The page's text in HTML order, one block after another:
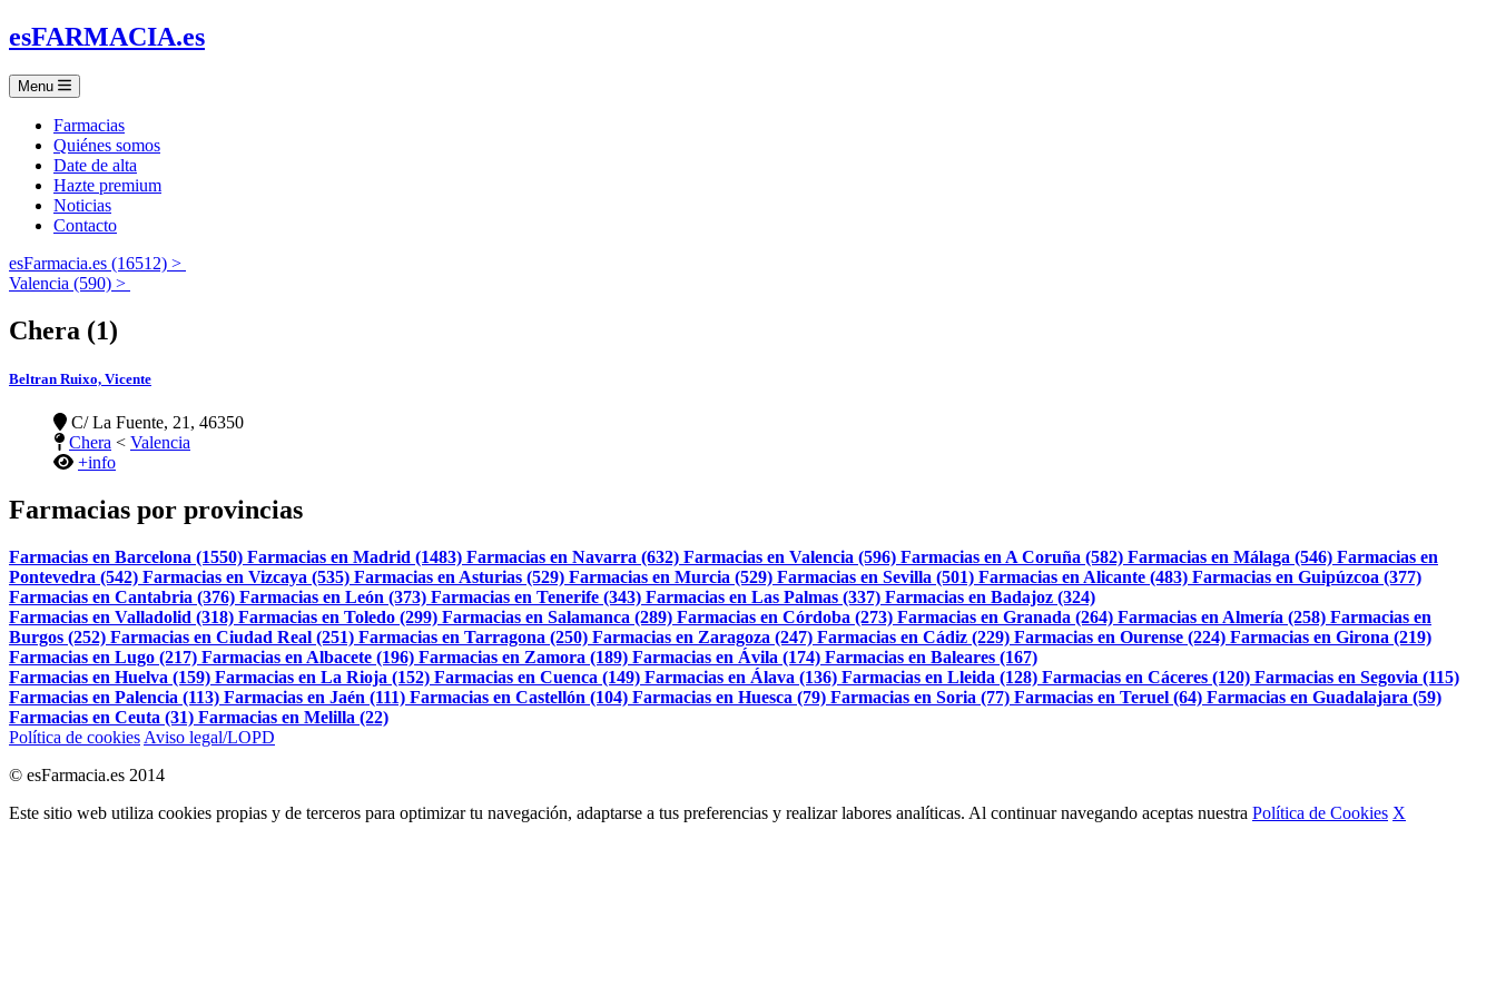
esFARMACIA.es
Menu
Farmacias
Quiénes somos
Date de alta
Hazte premium
Noticias
Contacto
esFarmacia.es (16512) >
Valencia (590) >
Chera (1)
Beltran Ruixo, Vicente
C/ La Fuente, 21, 46350
Chera < Valencia
+info
Farmacias por provincias
Farmacias en Barcelona (1550) Farmacias en Madrid (1483) Farmacias en Navarra (632) Farmacias en Valencia (596) Farmacias en A Coruña (582) Farmacias en Málaga (546) Farmacias en
Pontevedra (542) Farmacias en Vizcaya (535) Farmacias en Asturias (529) Farmacias en Murcia (529) Farmacias en Sevilla (501) Farmacias en Alicante (483) Farmacias en Guipúzcoa (377)
Farmacias en Cantabria (376) Farmacias en León (373) Farmacias en Tenerife (343) Farmacias en Las Palmas (337) Farmacias en Badajoz (324)
Farmacias en Valladolid (318) Farmacias en Toledo (299) Farmacias en Salamanca (289) Farmacias en Córdoba (273) Farmacias en Granada (264) Farmacias en Almería (258) Farmacias en
Burgos (252) Farmacias en Ciudad Real (251) Farmacias en Tarragona (250) Farmacias en Zaragoza (247) Farmacias en Cádiz (229) Farmacias en Ourense (224) Farmacias en Girona (219)
Farmacias en Lugo (217) Farmacias en Albacete (196) Farmacias en Zamora (189) Farmacias en Ávila (174) Farmacias en Baleares (167)
Farmacias en Huelva (159) Farmacias en La Rioja (152) Farmacias en Cuenca (149) Farmacias en Álava (136) Farmacias en Lleida (128) Farmacias en Cáceres (120) Farmacias en Segovia (115)
Farmacias en Palencia (113) Farmacias en Jaén (111) Farmacias en Castellón (104) Farmacias en Huesca (79) Farmacias en Soria (77) Farmacias en Teruel (64) Farmacias en Guadalajara (59)
Farmacias en Ceuta (31) Farmacias en Melilla (22)
Política de cookies Aviso legal/LOPD
© esFarmacia.es 2014
Este sitio web utiliza cookies propias y de terceros para optimizar tu navegación, adaptarse a tus preferencias y realizar labores analíticas. Al continuar navegando aceptas nuestra Política de Cookies X